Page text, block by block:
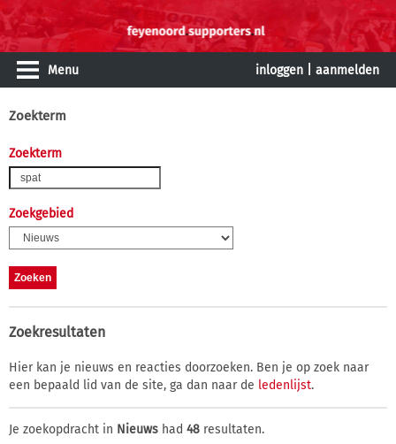
Menu inloggen aanmelden
Zoekterm
Zoekterm
Zoekgebied
Zoekresultaten
Hier kan je nieuws en reacties doorzoeken. Ben je op zoek naar
een bepaald lid van de site, ga dan naar de ledenlijst.
Je zoekopdracht in Nieuws had 48 resultaten.